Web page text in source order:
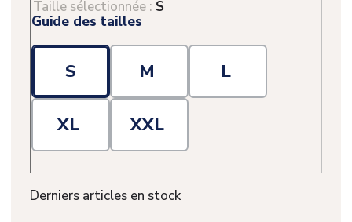
Taille sélectionnée : S
Guide des tailles
S M L
XL XXL
Derniers articles en stock